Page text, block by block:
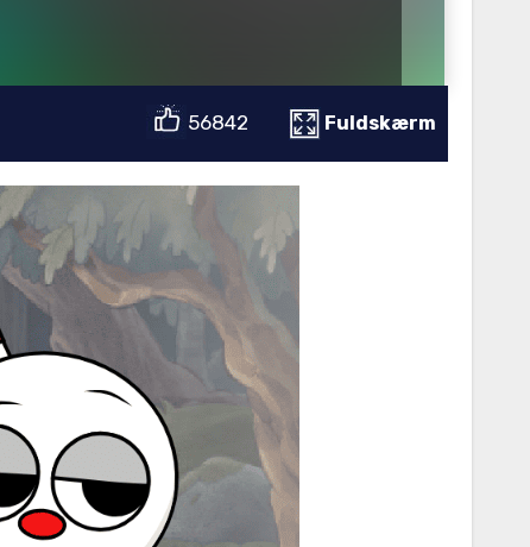
56842 Fuldskærm